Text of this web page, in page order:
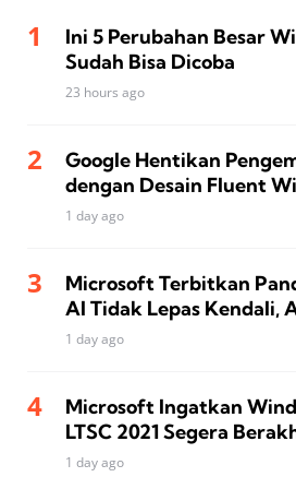
Ini 5 Perubahan Besar
Sudah Bisa Dicoba
23 hours ago
Google Hentikan
dengan Desain Fluent
1 day ago
Microsoft Terbitkan
AI Tidak Lepas Kendali,
1 day ago
Microsoft Ingatkan
LTSC 2021 Segera
1 day ago